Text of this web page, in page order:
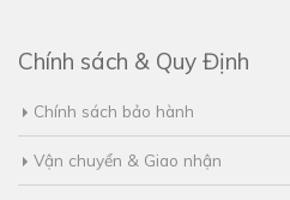
Chính sách & Quy Định
Chính sách bảo hành
Vận chuyển & Giao nhận